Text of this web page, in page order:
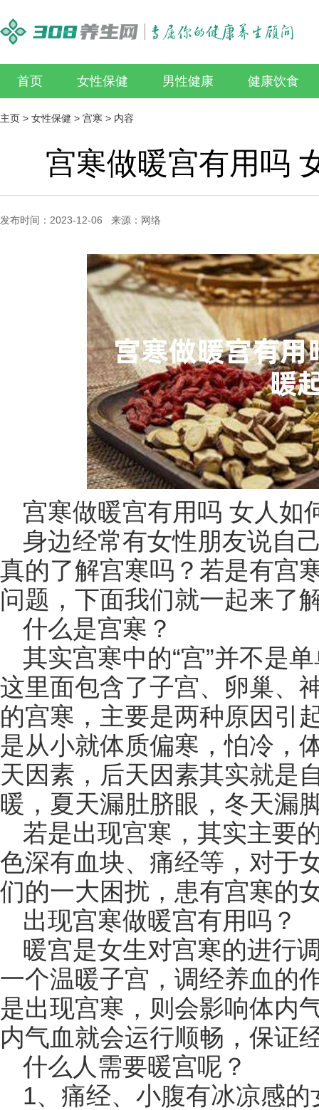
首页 女性保健 男性健康 健康饮食
主页 > 女性保健 > 宫寒 > 内容
宫寒做暖宫有用吗
发布时间：2023-12-06 来源：网络
宫寒做暖宫有用吗 女人如
身边经常有女性朋友说自
真的了解宫寒吗？若是有宫
问题，下面我们就一起来了
什么是宫寒？
其实宫寒中的“宫”并不是
这里面包含了子宫、卵巢、
的宫寒，主要是两种原因引
是从小就体质偏寒，怕冷，
天因素，后天因素其实就是
暖，夏天漏肚脐眼，冬天漏
若是出现宫寒，其实主要
色深有血块、痛经等，对于
们的一大困扰，患有宫寒的
出现宫寒做暖宫有用吗？
暖宫是女生对宫寒的进行
一个温暖子宫，调经养血的
是出现宫寒，则会影响体内
内气血就会运行顺畅，保证
什么人需要暖宫呢？
1、痛经、小腹有冰凉感的